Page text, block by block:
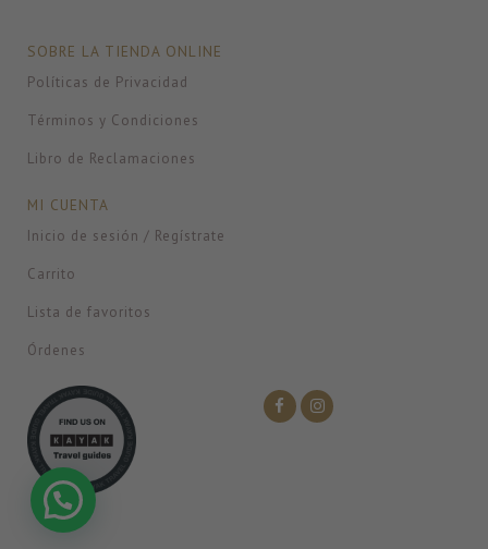
SOBRE LA TIENDA ONLINE
Políticas de Privacidad
Términos y Condiciones
Libro de Reclamaciones
MI CUENTA
Inicio de sesión / Regístrate
Carrito
Lista de favoritos
Órdenes